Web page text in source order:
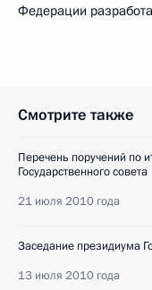
Федерации
Смотрите также
Перечень поручений по
Государственного совета
21 июля 2010 года
Заседание президиума
13 июля 2010 года